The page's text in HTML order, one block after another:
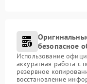
безопасное
Использование
аккуратная работа с
резервное
восстановление